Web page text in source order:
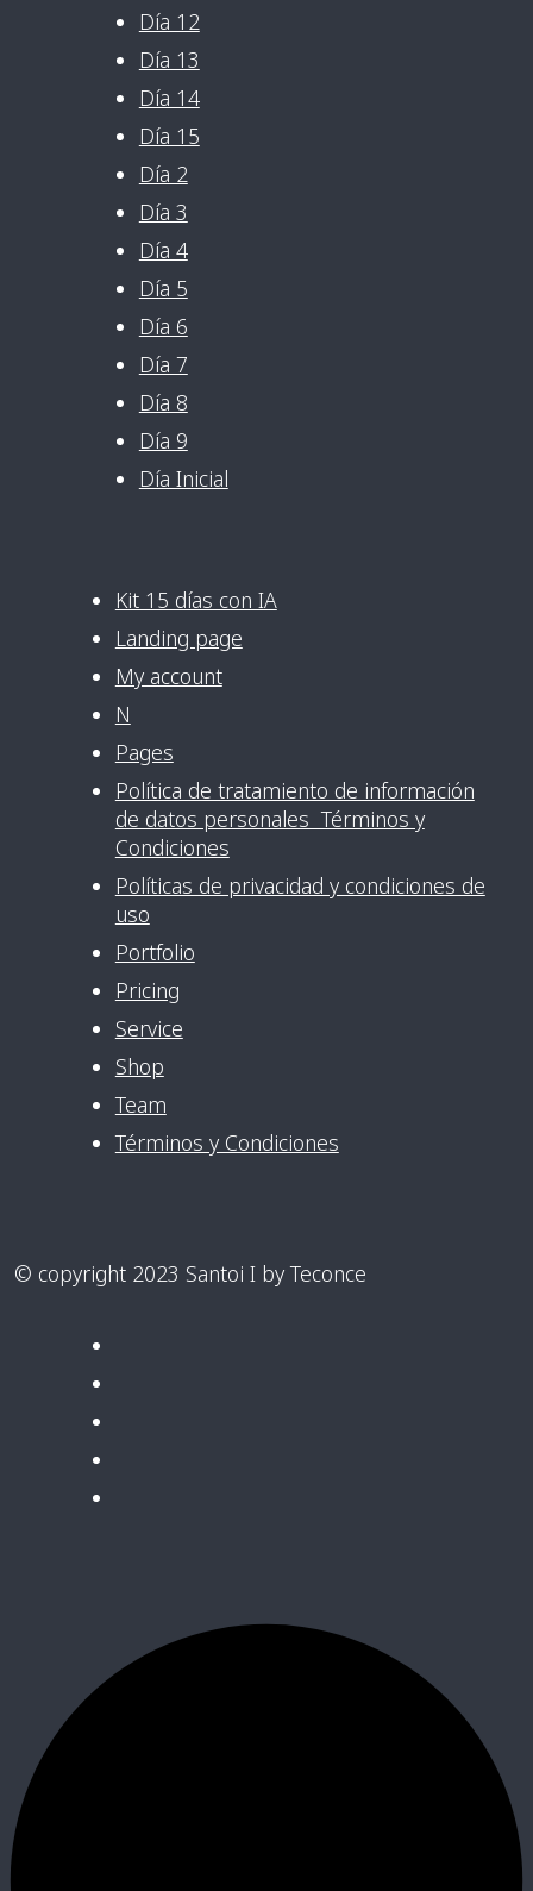
Día 12
Día 13
Día 14
Día 15
Día 2
Día 3
Día 4
Día 5
Día 6
Día 7
Día 8
Día 9
Día Inicial
Kit 15 días con IA
Landing page
My account
N
Pages
Política de tratamiento de información
de datos personales Términos y
Condiciones
Políticas de privacidad y condiciones de
uso
Portfolio
Pricing
Service
Shop
Team
Términos y Condiciones
© copyright 2023 Santoi I by Teconce